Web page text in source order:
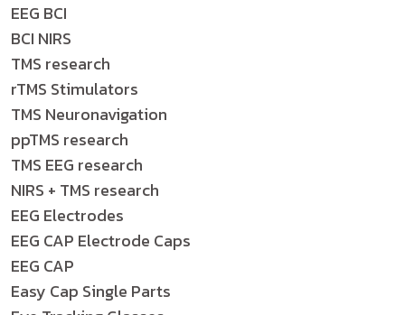
EEG BCI
BCI NIRS
TMS research
rTMS Stimulators
TMS Neuronavigation
ppTMS research
TMS EEG research
NIRS + TMS research
EEG Electrodes
EEG CAP Electrode Caps
EEG CAP
Easy Cap Single Parts